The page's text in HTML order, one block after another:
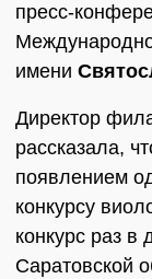
пресс-
имени
Директор
рассказала,
появлением
конкурсу
конкурс раз в
Саратовской